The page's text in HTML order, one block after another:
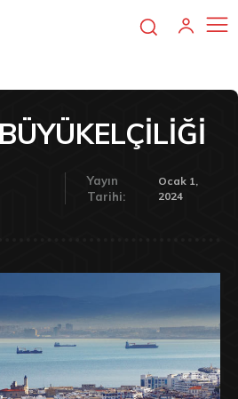
Yayın
Tarihi:
Ocak 1,
2024